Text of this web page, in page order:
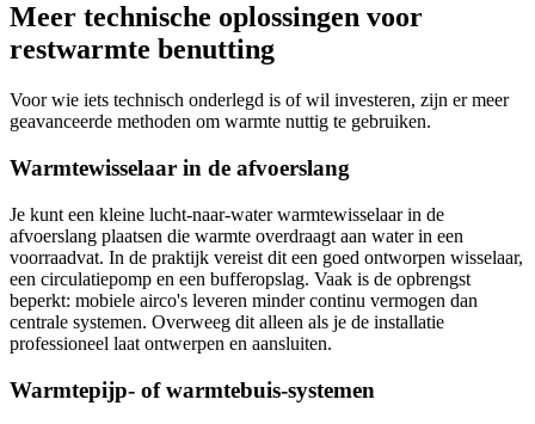
Meer technische oplossingen voor
restwarmte benutting
Voor wie iets technisch onderlegd is of wil investeren, zijn er meer
geavanceerde methoden om warmte nuttig te gebruiken.
Warmtewisselaar in de afvoerslang
Je kunt een kleine lucht‑naar‑water warmtewisselaar in de
afvoerslang plaatsen die warmte overdraagt aan water in een
voorraadvat. In de praktijk vereist dit een goed ontworpen wisselaar,
een circulatiepomp en een bufferopslag. Vaak is de opbrengst
beperkt: mobiele airco's leveren minder continu vermogen dan
centrale systemen. Overweeg dit alleen als je de installatie
professioneel laat ontwerpen en aansluiten.
Warmtepijp- of warmtebuis-systemen